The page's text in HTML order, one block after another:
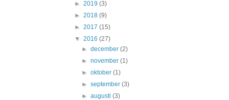
► 2019 (3)
► 2018 (9)
► 2017 (15)
▼ 2016 (27)
►december(2)
►november(1)
►oktober(1)
►september(3)
►augusti(3)